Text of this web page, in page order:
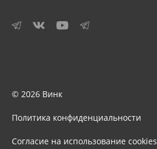
© 2026 Винк
Политика конфиденциальности
Согласие на использование cookies